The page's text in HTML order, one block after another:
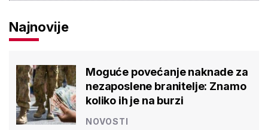
Najnovije
Moguće povećanje naknade za
nezaposlene branitelje: Znamo
koliko ih je na burzi
NOVOSTI